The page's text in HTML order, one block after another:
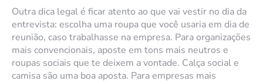
Outra dica legal é ficar atento ao que vai vestir no dia da
entrevista: escolha uma roupa que você usaria em dia de
reunião, caso trabalhasse na empresa. Para organizações
mais convencionais, aposte em tons mais neutros e
roupas sociais que te deixem a vontade. Calça social e
camisa são uma boa aposta. Para empresas mais